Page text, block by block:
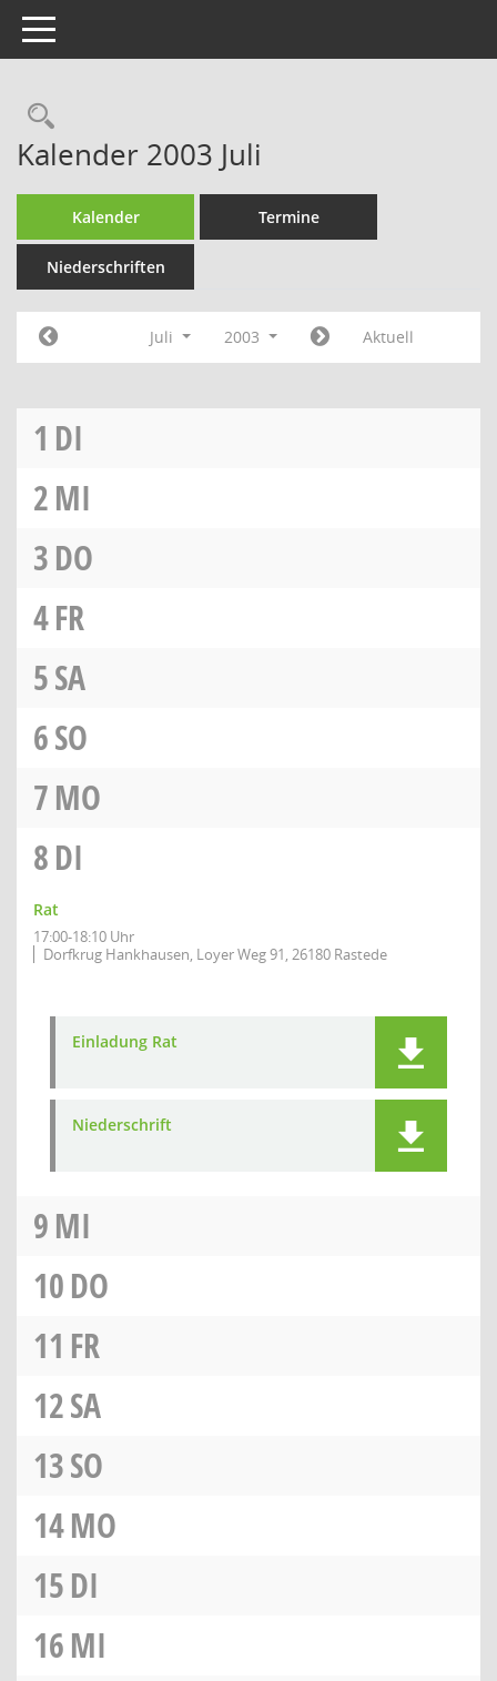
Toggle navigation
Rechercheauswahl
Kalender 2003 Juli
Kalender Termine
Niederschriften
Juli 2003 Aktuell
1 DI
2MI
3DO
4FR
5SA
6SO
7MO
8DI
Rat
17:00-18:10 Uhr
Dorfkrug Hankhausen, Loyer Weg 91, 26180 Rastede
Einladung Rat
Niederschrift
9MI
10DO
11 FR
12SA
13SO
14MO
15DI
16MI